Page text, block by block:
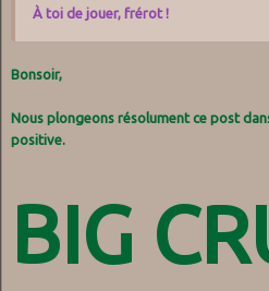
À toi de jouer, frérot !
Bonsoir,
Nous plongeons résolument ce post
positive.
BIG